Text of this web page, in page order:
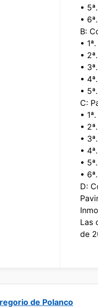
•
•
B:
•
•
•
•
•
C:
•
•
•
•
•
•
D:
Las
de
de Polanco